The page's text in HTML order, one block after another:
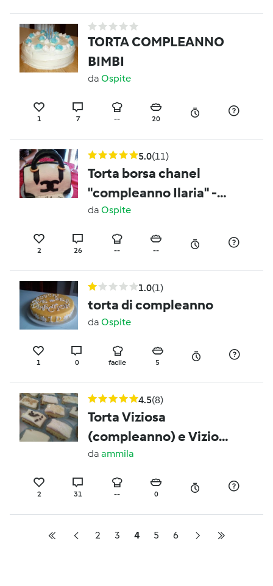
TORTA COMPLEANNO
BIMBI
da Ospite
1 7 -- 20
5.0(11)
Torta borsa chanel
"compleanno Ilaria" -
apemaia31-
da Ospite
2 26 -- --
1.0(1)
torta di compleanno
da Ospite
1 0 facile 5
4.5(8)
Torta Viziosa
(compleanno) e Viziose
(belle e golose)
da ammila
2 31 -- 0
2 3 4 5 6